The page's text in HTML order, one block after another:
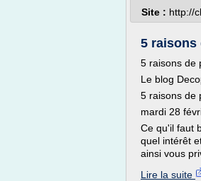
Site : http://
5 raisons
5 raisons de
Le blog
5 raisons de
mardi 28
Ce qu'il faut
quel intérêt
ainsi vous
Lire la suite